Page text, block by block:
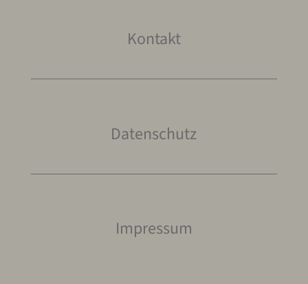
Kontakt
Datenschutz
Impressum